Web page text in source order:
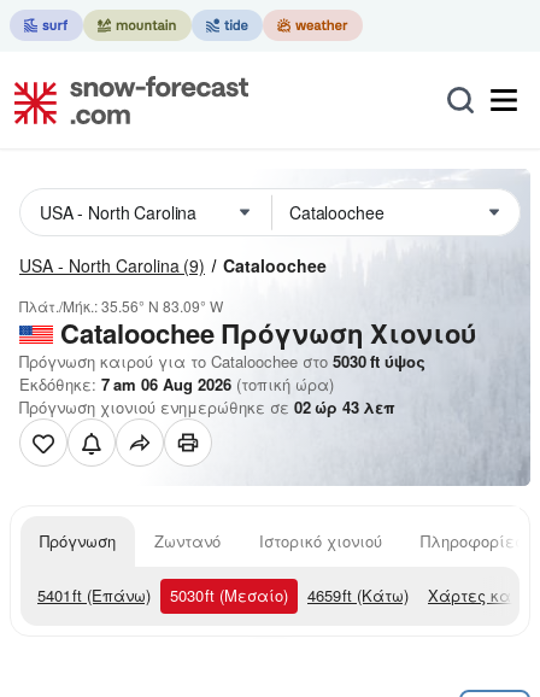
USA - North Carolina (9) Cataloochee
Πλάτ./Μήκ.:35.56° N 83.09° W
CataloocheeΠρόγνωση Χιονιού
Πρόγνωση καιρού για το Cataloochee στο 5030ft ύψος
Εκδόθηκε: 7 am 06 Aug 2026 (τοπική ώρα)
Πρόγνωση χιονιού ενημερώθηκε σε 02ώρ 43 λεπ
Πρόγνωση Ζωντανό Ιστορικό χιονιού Πληροφορίες
5401ft (Επάνω) 5030ft (Μεσαίο) 4659ft (Κάτω) Χάρτες